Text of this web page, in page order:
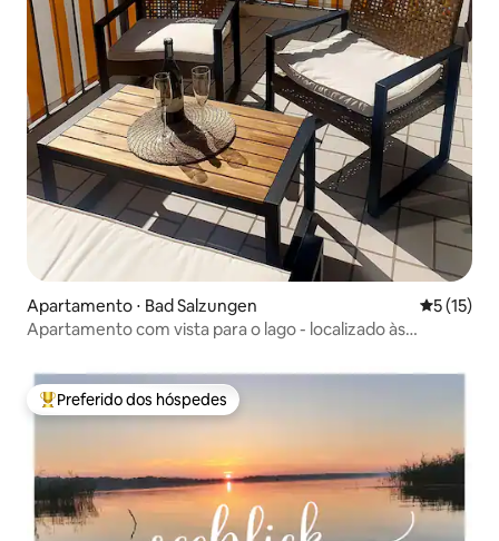
Apartamento ⋅ Bad Salzungen 5 de uma
5 (15)
Apartamento com vista para o lago - localizado às
Entre os melhores preferidos dos hóspedes
Preferido dos hóspedes